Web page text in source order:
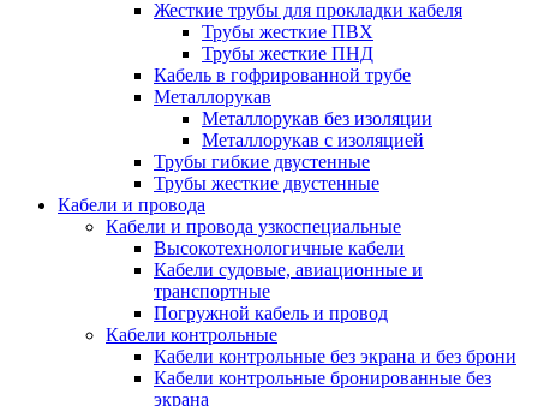
Жесткие трубы для прокладки кабеля
Трубы жесткие ПВХ
Трубы жесткие ПНД
Кабель в гофрированной трубе
Металлорукав
Металлорукав без изоляции
Металлорукав с изоляцией
Трубы гибкие двустенные
Трубы жесткие двустенные
Кабели и провода
Кабели и провода узкоспециальные
Высокотехнологичные кабели
Кабели судовые, авиационные и
транспортные
Погружной кабель и провод
Кабели контрольные
Кабели контрольные без экрана и без брони
Кабели контрольные бронированные без
экрана